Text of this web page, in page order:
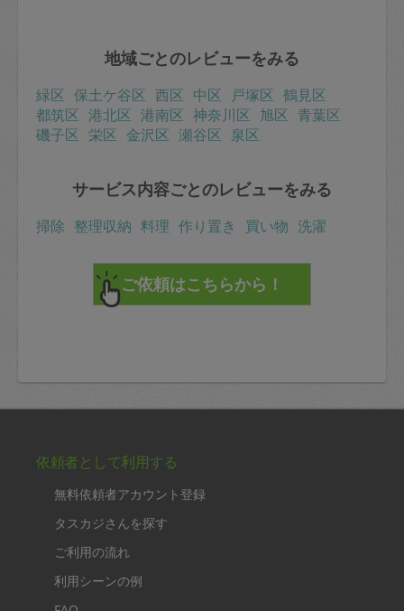
地域ごとのレビューをみる
緑区 保土ケ谷区 西区 中区 戸塚区 鶴見区
都筑区 港北区 港南区 神奈川区 旭区 青葉区
磯子区 栄区 金沢区 瀬谷区 泉区
サービス内容ごとのレビューをみる
掃除 整理収納 料理 作り置き 買い物 洗濯
依頼者として利用する
無料依頼者アカウント登録
タスカジさんを探す
ご利用の流れ
利用シーンの例